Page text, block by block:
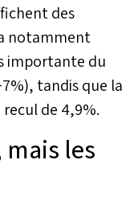
des
notamment
importante du
tandis que la
recul de 4,9%.
mais les